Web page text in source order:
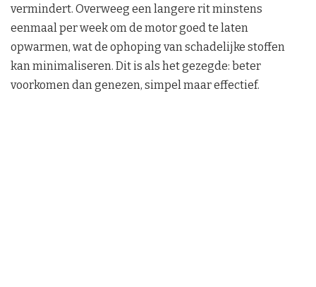
vermindert. Overweeg een langere rit minstens
eenmaal per week om de motor goed te laten
opwarmen, wat de ophoping van schadelijke stoffen
kan minimaliseren. Dit is als het gezegde: beter
voorkomen dan genezen, simpel maar effectief.